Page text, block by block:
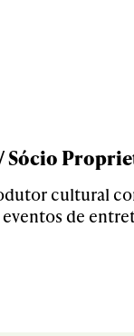
Sócio
cultural
eventos de